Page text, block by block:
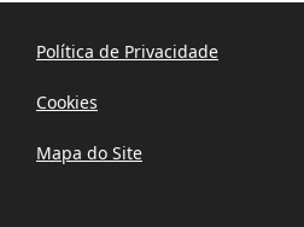
Política de Privacidade
Cookies
Mapa do Site